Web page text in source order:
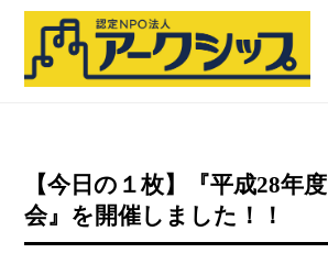
【今日の１枚】『平成28年
会』を開催しました！！